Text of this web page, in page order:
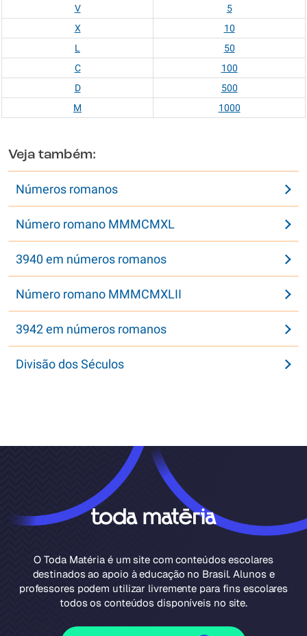
V
5
X
10
L
50
C
100
D
500
M
1000
Veja também:
Números romanos
Número romano MMMCMXL
3940 em números romanos
Número romano MMMCMXLII
3942 em números romanos
Divisão dos Séculos
O Toda Matéria é um site com conteúdos escolares
destinados ao apoio à educação no Brasil. Alunos e
professores podem utilizar livremente para fins escolares
todos os conteúdos disponíveis no site.